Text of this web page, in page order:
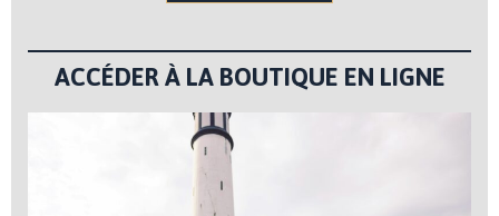
ACCÉDER À LA BOUTIQUE EN LIGNE